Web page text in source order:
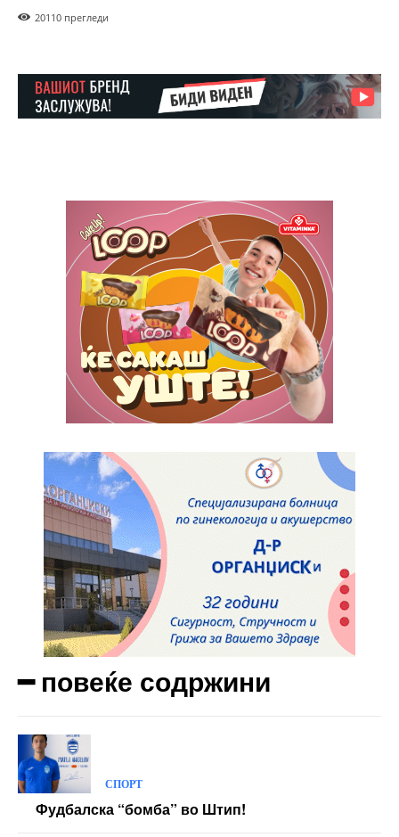
Included for free:
Nullam eu erat condimentum
Donec quis est ac felis
Orci varius natoque dolor
100 / year placeholder text
Full member access:
Etiam est nibh, lobortis sit
Praesent euismod ac
Ut mollis pellentesque tortor
Nullam eu erat condimentum
Donec quis est ac felis
Orci varius natoque dolor
Yearly pricing Monthly pricing
20110 прегледи
━ повеќе содржини
СПОРТ
Фудбалска “бомба” во Штип!